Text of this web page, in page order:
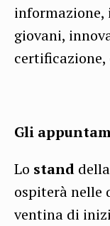
informazione,
giovani,
certificazione,
Gli
Lo stand
ospiterà nelle
ventina di